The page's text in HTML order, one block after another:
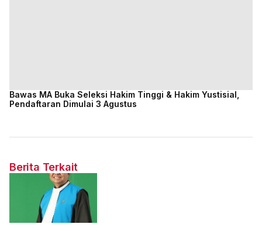
Bawas MA Buka Seleksi Hakim Tinggi & Hakim Yustisial,
Pendaftaran Dimulai 3 Agustus
Berita Terkait